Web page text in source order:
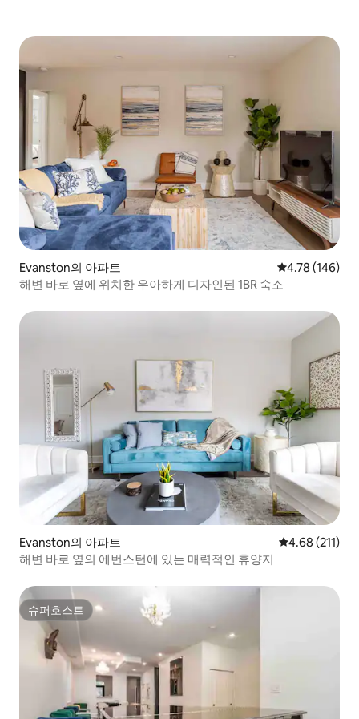
Evanston의 아파트 평점 4.78점(5
4.78 (146)
해변 바로 옆에 위치한 우아하게 디자인된 1BR 숙소
Evanston의 아파트 평점 4.68점(5
4.68 (211)
해변 바로 옆의 에번스턴에 있는 매력적인 휴양지
슈퍼호스트
슈퍼호스트